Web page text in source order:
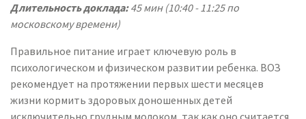
Длительность доклада:45 мин (10:40 - 11:25 по
московскому времени)
Правильное питание играет ключевую роль в
психологическом и физическом развитии ребенка. ВОЗ
рекомендует на протяжении первых шести месяцев
жизни кормить здоровых доношенных детей